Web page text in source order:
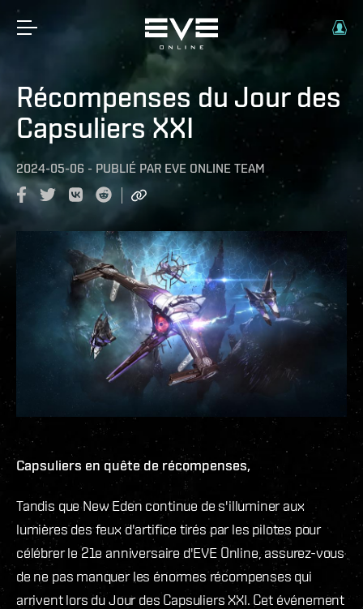
Récompenses du Jour des
Capsuliers XXI
2024-05-06 - PUBLIÉ PAR EVE ONLINE TEAM
Capsuliers en quête de récompenses,
Tandis que New Eden continue de s'illuminer aux
lumières des feux d'artifice tirés par les pilotes pour
célébrer le 21e anniversaire d'EVE Online, assurez-vous
de ne pas manquer les énormes récompenses qui
arrivent lors du Jour des Capsuliers XXI. Cet événement